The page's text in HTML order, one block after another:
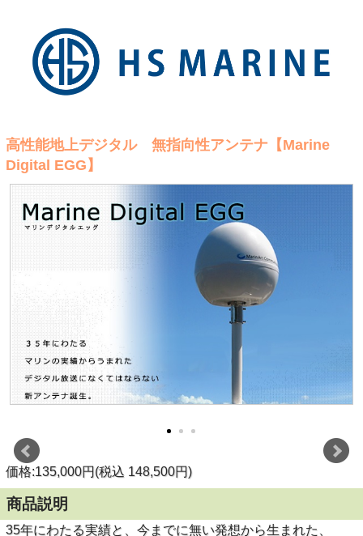
高性能地上デジタル 無指向性アンテナ【Marine
Digital EGG】
価格:135,000円(税込 148,500円)
商品説明
35年にわたる実績と、今までに無い発想から生まれた、